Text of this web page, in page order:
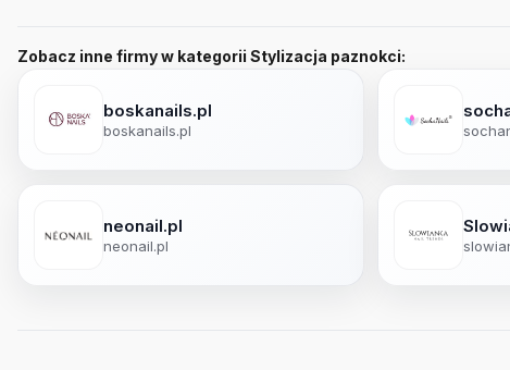
Zobacz inne firmy w kategorii Stylizacja paznokci:
boskanails.pl
boskanails.pl
neonail.pl
neonail.pl